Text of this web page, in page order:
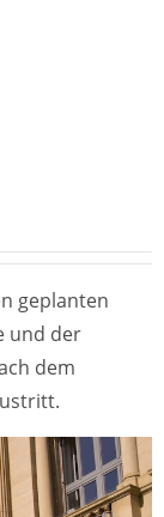
geplanten
und der
dem